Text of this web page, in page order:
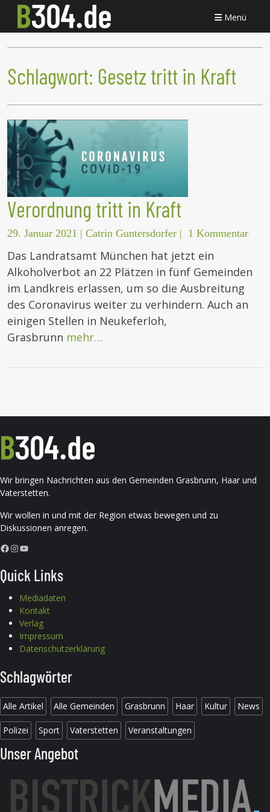
Menü
Schlagwort: Gesetz tritt in Kraft
Verordnung tritt in Kraft
29. Januar 2021 | Catrin Guntersdorfer | 1 Kommentar
Das Landratsamt München hat jetzt ein
Alkoholverbot an 22 Plätzen in fünf Gemeinden
im Landkreis erlassen, um so die Ausbreitung
des Coronavirus weiter zu verhindern. Auch an
einigen Stellen in Neukeferloh,
Grasbrunn mehr…
Wir bringen Nachrichten aus den Gemeinden Grasbrunn, Haar und
Vaterstetten.
Wir wollen in und mit der Region etwas bewegen und zu
Diskussionen anregen.
Facebook InstagramYouTube
Quick Links
Mediadaten
Kontakt
Verlag
Impressum
Datenschutzerklärung
Schlagwörter
Alle Artikel Alle Gemeinden Grasbrunn Haar Kultur News
Polizei Sport Vaterstetten Veranstaltungen
Unser Angebot